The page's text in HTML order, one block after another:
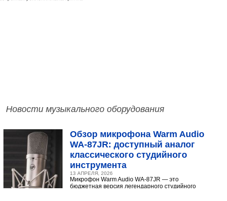
Новости музыкального оборудования
Обзор микрофона Warm Audio
WA‑87JR: доступный аналог
классического студийного
инструмента
13 АПРЕЛЯ, 2026
Микрофон Warm Audio WA‑87JR — это
бюджетная версия легендарного студийного